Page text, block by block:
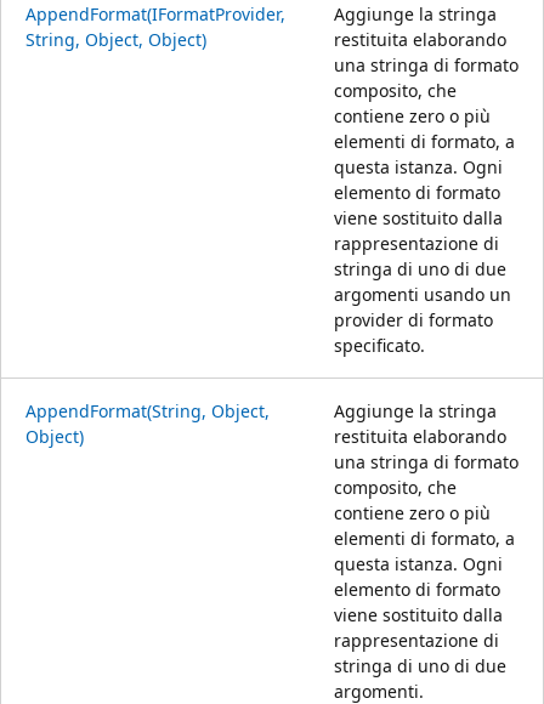
AppendFormat(IFormatProvider,
String, Object, Object)
Aggiunge la stringa
restituita elaborando
una stringa di formato
composito, che
contiene zero o più
elementi di formato, a
questa istanza. Ogni
elemento di formato
viene sostituito dalla
rappresentazione di
stringa di uno di due
argomenti usando un
provider di formato
specificato.
AppendFormat(String, Object,
Object)
Aggiunge la stringa
restituita elaborando
una stringa di formato
composito, che
contiene zero o più
elementi di formato, a
questa istanza. Ogni
elemento di formato
viene sostituito dalla
rappresentazione di
stringa di uno di due
argomenti.